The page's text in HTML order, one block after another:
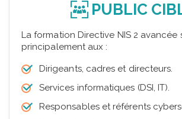
PUBLIC
La formation Directive NIS 2 avancée
principalement aux :
Dirigeants, cadres et directeurs.
Services informatiques (DSI, IT).
Responsables et référents